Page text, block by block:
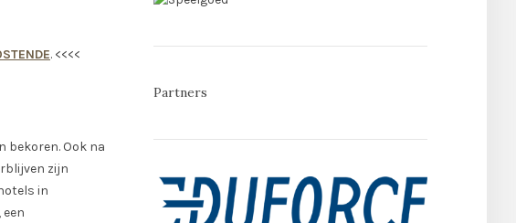
. <<<<
bekoren. Ook na
zijn
in
Partners